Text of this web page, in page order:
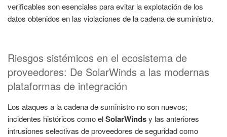
verificables son esenciales para evitar la explotación de los
datos obtenidos en las violaciones de la cadena de suministro.
Riesgos sistémicos en el ecosistema de
proveedores: De SolarWinds a las modernas
plataformas de integración
Los ataques a la cadena de suministro no son nuevos;
incidentes históricos como elSolarWindsy las anteriores
intrusiones selectivas de proveedores de seguridad como